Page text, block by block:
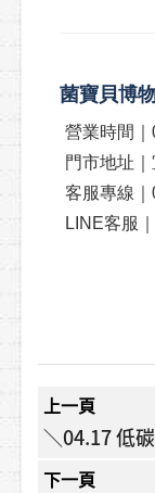
菌寶貝博
營業時間
門市地址
客服專線
LINE客服｜
上一頁
＼04.17 低
騎車我最行🚴
下一頁